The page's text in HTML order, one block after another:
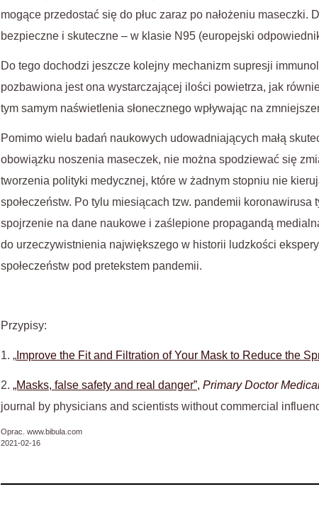
mogące przedostać się do płuc zaraz po nałożeniu
bezpieczne i skuteczne – w klasie N95 (europejski
Do tego dochodzi jeszcze kolejny mechanizm supresji
pozbawiona jest ona wystarczającej ilości powietrza, jak
tym samym naświetlenia słonecznego wpływając na
Pomimo wielu badań naukowych udowadniających małą
obowiązku noszenia maseczek, nie można spodziewać się
tworzenia polityki medycznej, które w żadnym stopniu nie
społeczeństw. Po tylu miesiącach tzw. pandemii
spojrzenie na dane naukowe i zaślepione propagandą
do urzeczywistnienia największego w historii ludzkości
społeczeństw pod pretekstem pandemii.
Przypisy:
1. „ Improve the Fit and Filtration of Your Mask to Reduce the
2. „Masks, false safety and real danger”, Primary Doctor
journal by physicians and scientists without commercial
Oprac. www.bibula.com
2021-02-16